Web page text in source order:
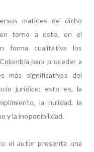
matices de dicho
torno a este, en el
forma cualitativa los
para proceder a
más significativas del
jurídico; esto es, la
la nulidad, la
y la inoponibilidad.
el autor presenta una